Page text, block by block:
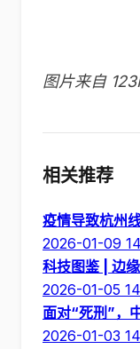
图片来自
相关推荐
疫情导致杭州
2026-01-09
科技图鉴 | 边
2026-01-05
面对“死刑”，
2026-01-03